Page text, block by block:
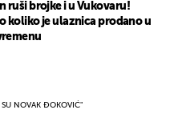
ruši brojke i u Vukovaru!
koliko je ulaznica prodano u
SU NOVAK ĐOKOVIĆ"